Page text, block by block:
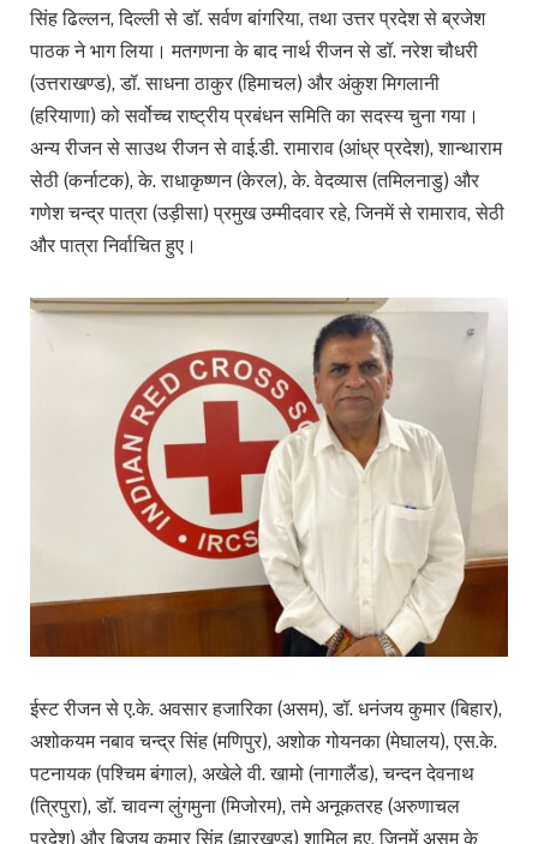
सिंह ढिल्लन, दिल्ली से डॉ. सर्वण बांगरिया, तथा उत्तर प्रदेश से ब्रजेश
पाठक ने भाग लिया। मतगणना के बाद नार्थ रीजन से डॉ. नरेश चौधरी
(उत्तराखण्ड), डॉ. साधना ठाकुर (हिमाचल) और अंकुश मिगलानी
(हरियाणा) को सर्वोच्च राष्ट्रीय प्रबंधन समिति का सदस्य चुना गया।
अन्य रीजन से साउथ रीजन से वाई.डी. रामाराव (आंध्र प्रदेश), शान्थाराम
सेठी (कर्नाटक), के. राधाकृष्णन (केरल), के. वेदव्यास (तमिलनाडु) और
गणेश चन्द्र पात्रा (उड़ीसा) प्रमुख उम्मीदवार रहे, जिनमें से रामाराव, सेठी
और पात्रा निर्वाचित हुए।
ईस्ट रीजन से ए.के. अवसार हजारिका (असम), डॉ. धनंजय कुमार (बिहार),
अशोकयम नबाव चन्द्र सिंह (मणिपुर), अशोक गोयनका (मेघालय), एस.के.
पटनायक (पश्चिम बंगाल), अखेले वी. खामो (नागालैंड), चन्दन देवनाथ
(त्रिपुरा), डॉ. चावन्ग लुंगमुना (मिजोरम), तमे अनूकतरह (अरुणाचल
प्रदेश) और बिजय कुमार सिंह (झारखण्ड) शामिल हुए, जिनमें असम के